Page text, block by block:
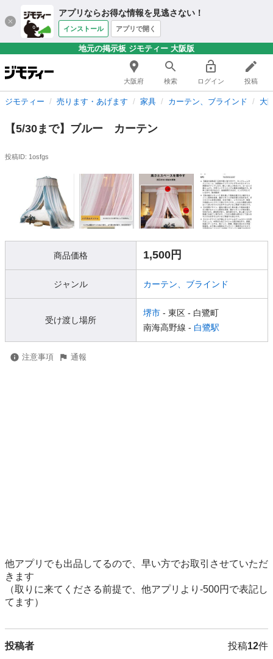
アプリならお得な情報を見逃さない！
インストール アプリで開く
地元の掲示板 ジモティー 大阪版
大阪府 検索 ログイン 投稿
ジモティー 売ります・あげます 家具 カーテン、ブラインド 大
【5/30まで】ブルー カーテン
投稿ID: 1osfgs
商品価格 1,500円
ジャンル カーテン、ブラインド
受け渡し場所
堺市 - 東区 - 白鷺町
南海高野線 - 白鷺駅
注意事項 通報
他アプリでも出品してるので、早い方でお取引させていただ
きます
（取りに来てくださる前提で、他アプリより-500円で表記し
てます）
投稿者 投稿12件